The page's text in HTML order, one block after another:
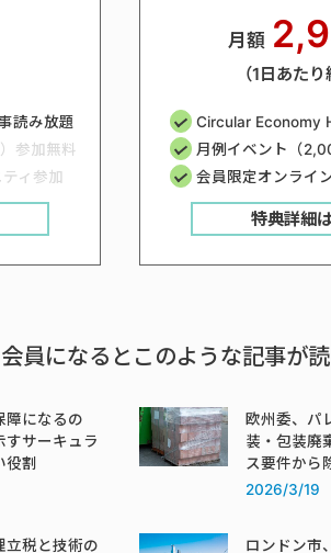
読み放題
参加無料
ィ参加
月額
（1日あた
Circular Economy
月例イベント（
会員限定オンライ
特典詳細
員になるとこのような記事が読
障になるの
すサーキュラ
役割
欧州委、パ
装・包装廃
ス要件から
2026/3/19
立税と技術の
ロンドン市